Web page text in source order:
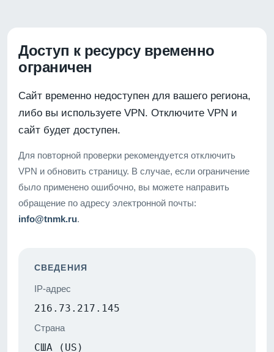
Доступ к ресурсу временно
ограничен
Сайт временно недоступен для вашего региона,
либо вы используете VPN. Отключите VPN и
сайт будет доступен.
Для повторной проверки рекомендуется отключить
VPN и обновить страницу. В случае, если ограничение
было применено ошибочно, вы можете направить
обращение по адресу электронной почты:
info@tnmk.ru.
СВЕДЕНИЯ
IP-адрес
216.73.217.145
Страна
США (US)